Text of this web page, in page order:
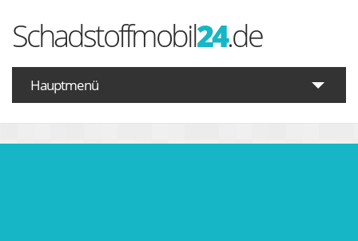
Schadstoffmobil24.de
Hauptmenü
Startseite